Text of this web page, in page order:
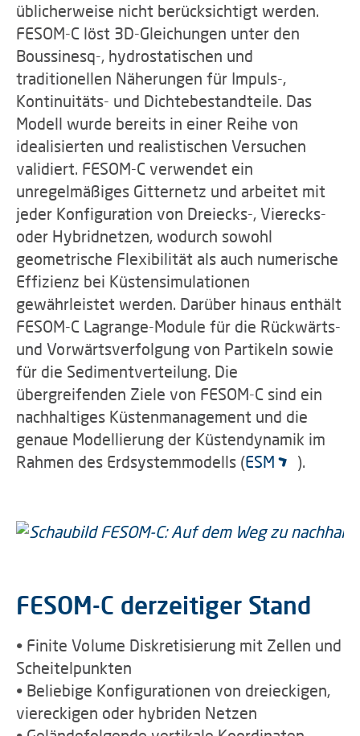
üblicherweise nicht berücksichtigt werden.
FESOM-C löst 3D-Gleichungen unter den
Boussinesq-, hydrostatischen und
traditionellen Näherungen für Impuls-,
Kontinuitäts- und Dichtebestandteile. Das
Modell wurde bereits in einer Reihe von
idealisierten und realistischen Versuchen
validiert. FESOM-C verwendet ein
unregelmäßiges Gitternetz und arbeitet mit
jeder Konfiguration von Dreiecks-, Vierecks-
oder Hybridnetzen, wodurch sowohl
geometrische Flexibilität als auch numerische
Effizienz bei Küstensimulationen
gewährleistet werden. Darüber hinaus enthält
FESOM-C Lagrange-Module für die Rückwärts-
und Vorwärtsverfolgung von Partikeln sowie
für die Sedimentverteilung. Die
übergreifenden Ziele von FESOM-C sind ein
nachhaltiges Küstenmanagement und die
genaue Modellierung der Küstendynamik im
Rahmen des Erdsystemmodells (ESM ).
FESOM-C derzeitiger Stand
• Finite Volume Diskretisierung mit Zellen und
Scheitelpunkten
• Beliebige Konfigurationen von dreieckigen,
viereckigen oder hybriden Netzen